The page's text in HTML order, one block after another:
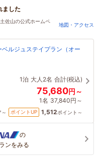
ました
佐山の公式ホームペ
地図・アクセス
ベルジュステイプラン（オー
1泊 大人2名 合計(税込)
75,680円～
1名 37,840円～
～ ポイントUP 1,512ポイント～
の
ンをみる